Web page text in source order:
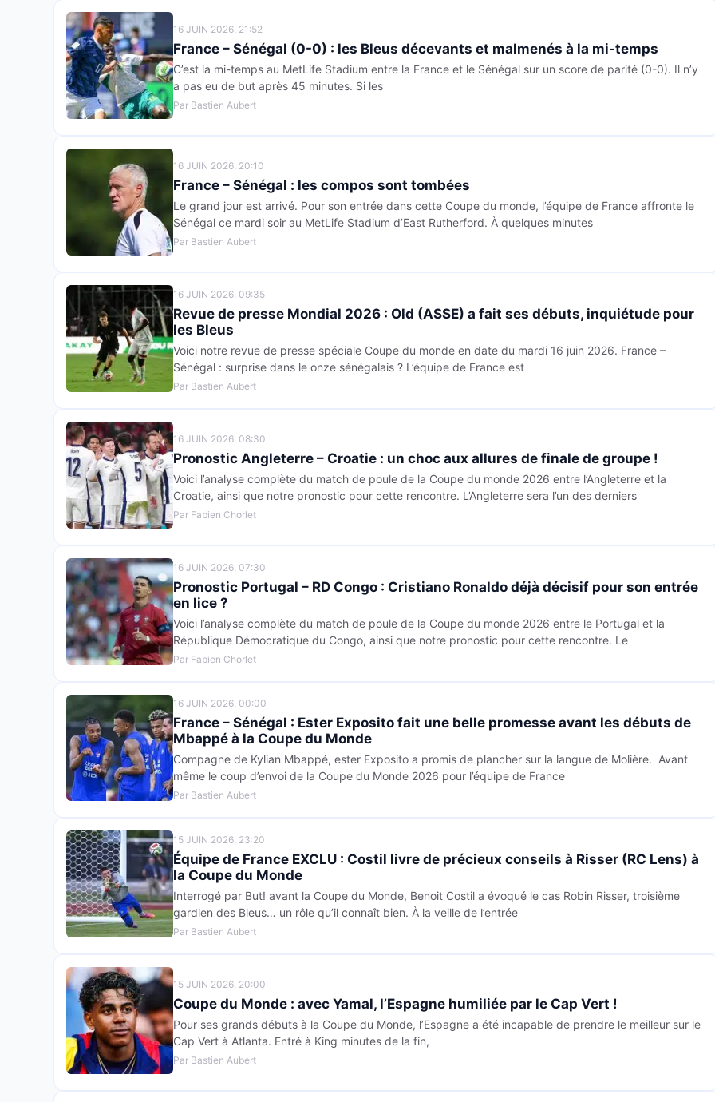
16 JUIN 2026, 21:52
France – Sénégal (0-0) : les Bleus décevants et malmenés à la mi-temps
C’est la mi-temps au MetLife Stadium entre la France et le Sénégal sur un score de parité (0-0). Il n’y
a pas eu de but après 45 minutes. Si les
Par Bastien Aubert
16 JUIN 2026, 20:10
France – Sénégal : les compos sont tombées
Le grand jour est arrivé. Pour son entrée dans cette Coupe du monde, l’équipe de France affronte le
Sénégal ce mardi soir au MetLife Stadium d’East Rutherford. À quelques minutes
Par Bastien Aubert
16 JUIN 2026, 09:35
Revue de presse Mondial 2026 : Old (ASSE) a fait ses débuts, inquiétude pour
les Bleus
Voici notre revue de presse spéciale Coupe du monde en date du mardi 16 juin 2026. France –
Sénégal : surprise dans le onze sénégalais ? L’équipe de France est
Par Bastien Aubert
16 JUIN 2026, 08:30
Pronostic Angleterre – Croatie : un choc aux allures de finale de groupe !
Voici l’analyse complète du match de poule de la Coupe du monde 2026 entre l’Angleterre et la
Croatie, ainsi que notre pronostic pour cette rencontre. L’Angleterre sera l’un des derniers
Par Fabien Chorlet
16 JUIN 2026, 07:30
Pronostic Portugal – RD Congo : Cristiano Ronaldo déjà décisif pour son entrée
en lice ?
Voici l’analyse complète du match de poule de la Coupe du monde 2026 entre le Portugal et la
République Démocratique du Congo, ainsi que notre pronostic pour cette rencontre. Le
Par Fabien Chorlet
16 JUIN 2026, 00:00
France – Sénégal : Ester Exposito fait une belle promesse avant les débuts de
Mbappé à la Coupe du Monde
Compagne de Kylian Mbappé, ester Exposito a promis de plancher sur la langue de Molière. Avant
même le coup d’envoi de la Coupe du Monde 2026 pour l’équipe de France
Par Bastien Aubert
15 JUIN 2026, 23:20
Équipe de France EXCLU : Costil livre de précieux conseils à Risser (RC Lens) à
la Coupe du Monde
Interrogé par But! avant la Coupe du Monde, Benoit Costil a évoqué le cas Robin Risser, troisième
gardien des Bleus… un rôle qu’il connaît bien. À la veille de l’entrée
Par Bastien Aubert
15 JUIN 2026, 20:00
Coupe du Monde : avec Yamal, l’Espagne humiliée par le Cap Vert !
Pour ses grands débuts à la Coupe du Monde, l’Espagne a été incapable de prendre le meilleur sur le
Cap Vert à Atlanta. Entré à King minutes de la fin,
Par Bastien Aubert